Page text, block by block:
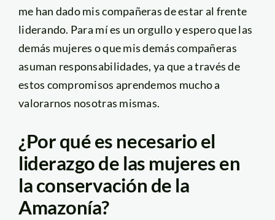
me han dado mis compañeras de estar al frente
liderando. Para mí es un orgullo y espero que las
demás mujeres o que mis demás compañeras
asuman responsabilidades, ya que a través de
estos compromisos aprendemos mucho a
valorarnos nosotras mismas.
¿Por qué es necesario el
liderazgo de las mujeres en
la conservación de la
Amazonía?